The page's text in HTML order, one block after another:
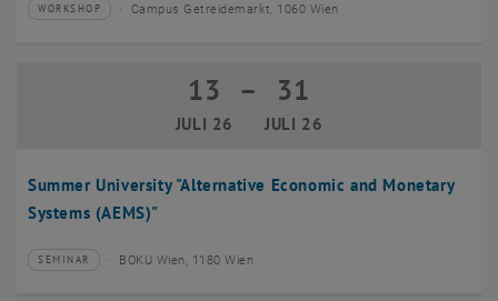
Veranstaltungstyp:
WORKSHOP
Veranstaltungsort:Campus Getreidemarkt, 1060 Wien
Summer University "Alternative Economic and Monetary
Systems (AEMS)"
13
JULI 26
13 Juli 2026 bis 31 Juli 2026
– 31
JULI 26
Veranstaltungstyp:
SEMINAR
Veranstaltungsort:BOKU Wien, 1180 Wien